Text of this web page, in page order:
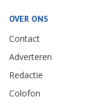
OVER ONS
Contact
Adverteren
Redactie
Colofon